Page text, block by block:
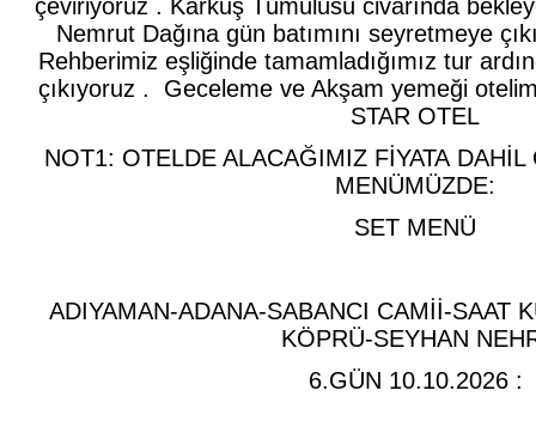
çeviriyoruz . Karkuş Tümülüsü civarında
Nemrut Dağına gün batımını seyretmeye
Rehberimiz eşliğinde tamamladığımız tur
çıkıyoruz . Geceleme ve Akşam yemeği
STAR OTEL
NOT1: OTELDE ALACAĞIMIZ FİYATA
MENÜMÜZDE:
SET MENÜ
ADIYAMAN-ADANA-SABANCI CAMİİ-SAAT
KÖPRÜ-SEYHAN
6.GÜN 10.10.2026 :